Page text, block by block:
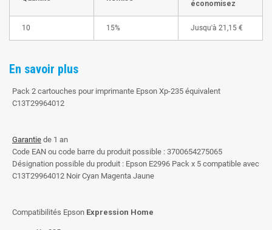
économisez
10 15% Jusqu'à 21,15 €
En savoir plus
Pack 2 cartouches pour imprimante Epson Xp-235 équivalent
C13T29964012
Garantie de 1 an
Code EAN ou code barre du produit possible : 3700654275065
Désignation possible du produit : Epson E2996 Pack x 5 compatible avec
C13T29964012 Noir Cyan Magenta Jaune
Compatibilités Epson Expression Home